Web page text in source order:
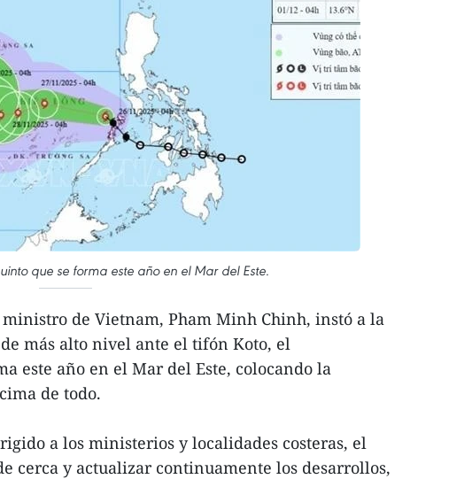
que se forma este año en el Mar del Este.
de Vietnam, Pham Minh Chinh, instó a la
más alto nivel ante el tifón Koto, el
este año en el Mar del Este, colocando la
de todo.
a los ministerios y localidades costeras, el
cerca y actualizar continuamente los desarrollos,